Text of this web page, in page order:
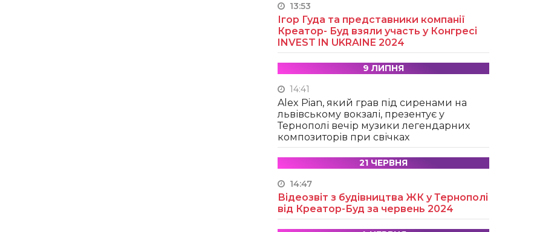
13:53
Ігор Гуда та представники компанії
Креатор- Буд взяли участь у Конгресі
INVEST IN UKRAINE 2024
9 ЛИПНЯ
14:41
Alex Pian, який грав під сиренами на
львівському вокзалі, презентує у
Тернополі вечір музики легендарних
композиторів при свічках
21 ЧЕРВНЯ
14:47
Відеозвіт з будівництва ЖК у Тернополі
від Креатор-Буд за червень 2024